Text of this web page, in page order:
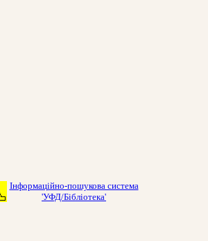
Інформаційно-пошукова система
'УФД/Бібліотека'